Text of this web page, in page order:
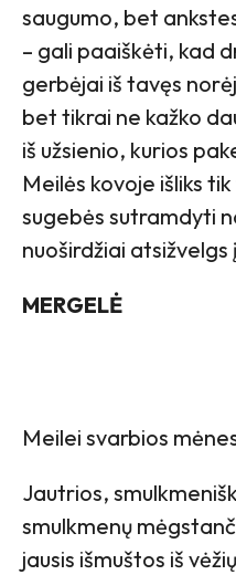
saugumo, bet
– gali paaiškėti, kad
gerbėjai iš tavęs
bet tikrai ne kažko
iš užsienio, kurios
Meilės kovoje išliks
sugebės sutramdyti
nuoširdžiai atsižvelgs
MERGELĖ
Meilei svarbios
Jautrios,
smulkmenų
jausis išmuštos iš